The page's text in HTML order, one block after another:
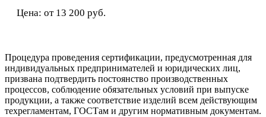
Цена: от 13 200 руб.
Процедура проведения сертификации, предусмотренная для
индивидуальных предпринимателей и юридических лиц,
призвана подтвердить постоянство производственных
процессов, соблюдение обязательных условий при выпуске
продукции, а также соответствие изделий всем действующим
техрегламентам, ГОСТам и другим нормативным документам.